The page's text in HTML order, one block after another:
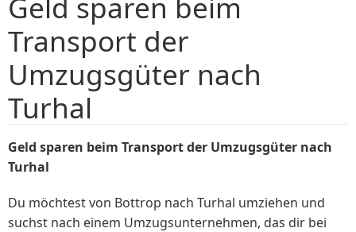
Transport der
Umzugsgüter nach
Turhal
Geld sparen beim Transport der Umzugsgüter nach
Turhal
Du möchtest von Bottrop nach Turhal umziehen und
suchst nach einem Umzugsunternehmen, das dir bei